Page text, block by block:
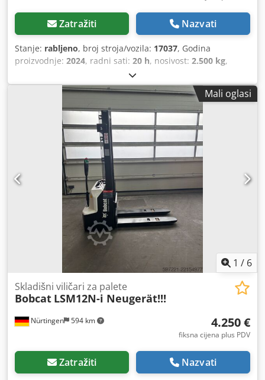
Zatražiti Nazvati
Stanje: rabljeno, broj stroja/vozila: 17037, Godina
proizvodnje: 2024, radni sati: 20 h, nosivost: 2.500 kg,
, slobodno dizanje:
težište tereta:500 mm, vrsta goriva:električni, vrsta
, građevinska visina:2.180 mm, napon
48 V, duljina vilica:1.200 mm, veličina prednje
23X9-10, veličina stražnje gume:18X7-8, ukupna
3.552 kg
, 5141046 Serijski broj: FBA47-4880-01823
Crodpey Hau Isfx Ah Eef Podaci o bateriji: 48 V, 600 Ah,
Mali oglasi
1 / 6
Nürtingen 594 km
Skladišni viličari za palete
Bobcat LSM12N-i Neugerät!!!
4.250 €
fiksna cijena plus PDV
Zatražiti Nazvati